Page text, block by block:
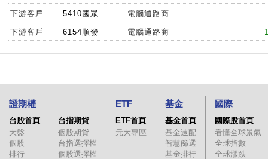
下游客戶 5410國眾 電腦通路商
下游客戶 6154順發 電腦通路商
證期權
台股首頁
大盤
個股
排行
台指期貨
個股期貨
台指選擇權
個股選擇權
ETF
ETF首頁
元大專區
基金
基金首頁
基金速配
智慧篩選
基金排行
國際
國際股首頁
看懂全球景氣
全球指數
全球漲跌